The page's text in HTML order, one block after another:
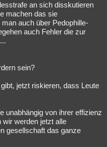
an sich disskutieren
machen das sie
auch über Pedophille-
auch Fehler die zur
sein?
jetzt riskieren, dass Leute
unabhängig von ihrer effizienz
wir werden jetzt alle
gesellschaft das ganze